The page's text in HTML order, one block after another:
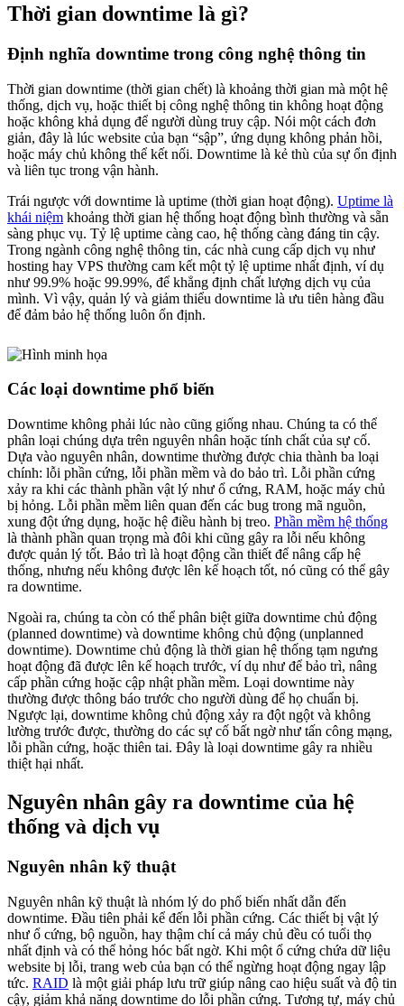
Thời gian downtime là gì?
Định nghĩa downtime trong công nghệ thông tin
Thời gian downtime (thời gian chết) là khoảng thời gian mà một hệ
thống, dịch vụ, hoặc thiết bị công nghệ thông tin không hoạt động
hoặc không khả dụng để người dùng truy cập. Nói một cách đơn
giản, đây là lúc website của bạn “sập”, ứng dụng không phản hồi,
hoặc máy chủ không thể kết nối. Downtime là kẻ thù của sự ổn định
và liên tục trong vận hành.
Trái ngược với downtime là uptime (thời gian hoạt động). Uptime là
khái niệm khoảng thời gian hệ thống hoạt động bình thường và sẵn
sàng phục vụ. Tỷ lệ uptime càng cao, hệ thống càng đáng tin cậy.
Trong ngành công nghệ thông tin, các nhà cung cấp dịch vụ như
hosting hay VPS thường cam kết một tỷ lệ uptime nhất định, ví dụ
như 99.9% hoặc 99.99%, để khẳng định chất lượng dịch vụ của
mình. Vì vậy, quản lý và giảm thiểu downtime là ưu tiên hàng đầu
để đảm bảo hệ thống luôn ổn định.
Các loại downtime phổ biến
Downtime không phải lúc nào cũng giống nhau. Chúng ta có thể
phân loại chúng dựa trên nguyên nhân hoặc tính chất của sự cố.
Dựa vào nguyên nhân, downtime thường được chia thành ba loại
chính: lỗi phần cứng, lỗi phần mềm và do bảo trì. Lỗi phần cứng
xảy ra khi các thành phần vật lý như ổ cứng, RAM, hoặc máy chủ
bị hỏng. Lỗi phần mềm liên quan đến các bug trong mã nguồn,
xung đột ứng dụng, hoặc hệ điều hành bị treo. Phần mềm hệ thống
là thành phần quan trọng mà đôi khi cũng gây ra lỗi nếu không
được quản lý tốt. Bảo trì là hoạt động cần thiết để nâng cấp hệ
thống, nhưng nếu không được lên kế hoạch tốt, nó cũng có thể gây
ra downtime.
Ngoài ra, chúng ta còn có thể phân biệt giữa downtime chủ động
(planned downtime) và downtime không chủ động (unplanned
downtime). Downtime chủ động là thời gian hệ thống tạm ngưng
hoạt động đã được lên kế hoạch trước, ví dụ như để bảo trì, nâng
cấp phần cứng hoặc cập nhật phần mềm. Loại downtime này
thường được thông báo trước cho người dùng để họ chuẩn bị.
Ngược lại, downtime không chủ động xảy ra đột ngột và không
lường trước được, thường do các sự cố bất ngờ như tấn công mạng,
lỗi phần cứng, hoặc thiên tai. Đây là loại downtime gây ra nhiều
thiệt hại nhất.
Nguyên nhân gây ra downtime của hệ
thống và dịch vụ
Nguyên nhân kỹ thuật
Nguyên nhân kỹ thuật là nhóm lý do phổ biến nhất dẫn đến
downtime. Đầu tiên phải kể đến lỗi phần cứng. Các thiết bị vật lý
như ổ cứng, bộ nguồn, hay thậm chí cả máy chủ đều có tuổi thọ
nhất định và có thể hỏng hóc bất ngờ. Khi một ổ cứng chứa dữ liệu
website bị lỗi, trang web của bạn có thể ngừng hoạt động ngay lập
tức. RAID là một giải pháp lưu trữ giúp nâng cao hiệu suất và độ tin
cậy, giảm khả năng downtime do lỗi phần cứng. Tương tự, máy chủ